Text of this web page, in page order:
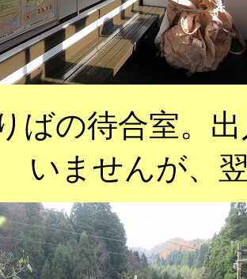
ばの待合室。
いませんが、